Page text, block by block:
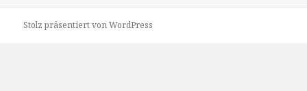
Stolz präsentiert von WordPress